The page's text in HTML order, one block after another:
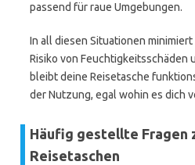
passend für raue Umgebungen.
In all diesen Situationen
Risiko von Feuchtigkeitsschäden
bleibt deine Reisetasche
der Nutzung, egal wohin es dich
Häufig gestellte Fragen
Reisetaschen